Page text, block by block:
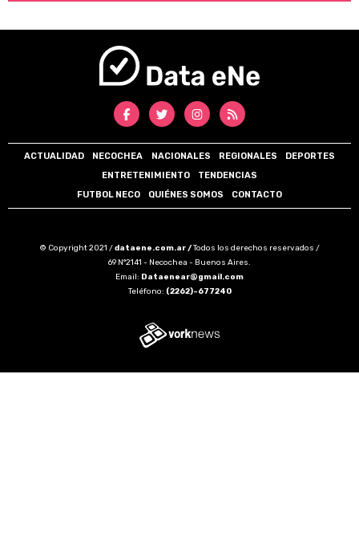
ACTUALIDAD NECOCHEA NACIONALES REGIONALES
DEPORTES
ENTRETENIMIENTO
TENDENCIAS
FUTBOL NECO
QUIÉNES SOMOS CONTACTO
© Copyright 2021 /dataene.com.ar /Todos los derechos reservados /
69 N°2141 - Necochea - Buenos Aires.
Email: Dataenear@gmail.com
Teléfono: (2262)-677240